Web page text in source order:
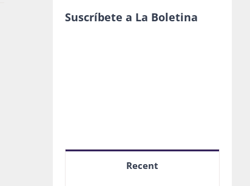
Suscríbete a La Boletina
Recent